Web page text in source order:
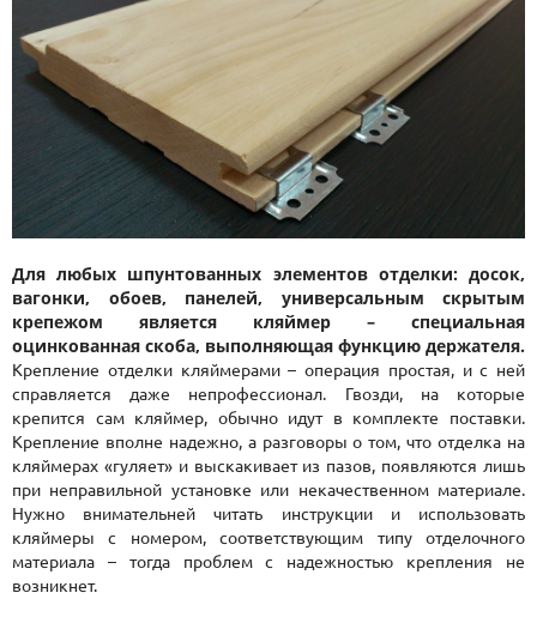
Для любых шпунтованных элементов отделки: досок,
вагонки, обоев, панелей, универсальным скрытым
крепежом является кляймер – специальная
оцинкованная скоба, выполняющая функцию держателя.
Крепление отделки кляймерами – операция простая, и с ней
справляется даже непрофессионал. Гвозди, на которые
крепится сам кляймер, обычно идут в комплекте поставки.
Крепление вполне надежно, а разговоры о том, что отделка на
кляймерах «гуляет» и выскакивает из пазов, появляются лишь
при неправильной установке или некачественном материале.
Нужно внимательней читать инструкции и использовать
кляймеры с номером, соответствующим типу отделочного
материала – тогда проблем с надежностью крепления не
возникнет.